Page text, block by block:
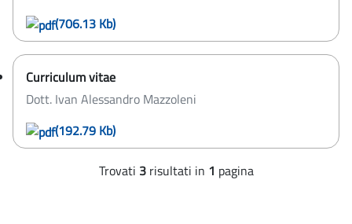
(706.13 Kb)
Curriculum vitae
Dott. Ivan Alessandro Mazzoleni
(192.79 Kb)
Trovati 3risultati in 1 pagina